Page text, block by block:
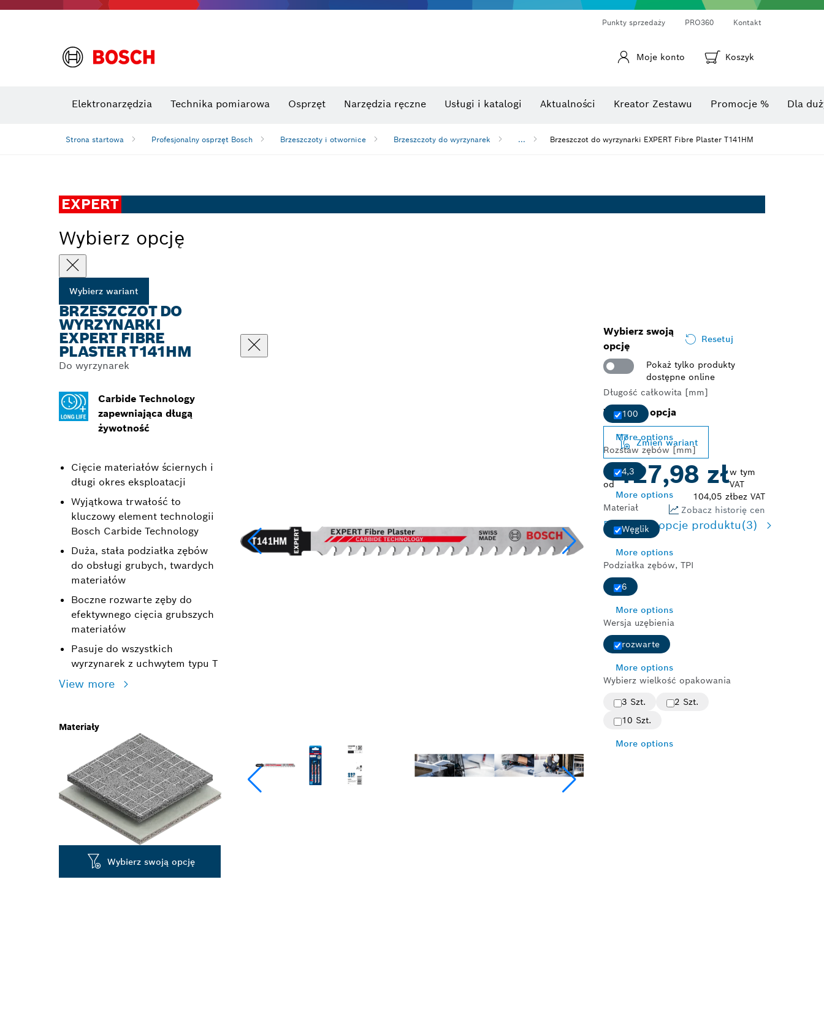
Punkty sprzedaży PRO360 Kontakt
Moje konto Koszyk
Elektronarzędzia Technika pomiarowa Osprzęt Narzędzia ręczne Usługi i katalogi Aktualności Kreator Zestawu Promocje % Dla
Strona startowa Profesjonalny osprzęt Bosch Brzeszczoty i otwornice Brzeszczoty do wyrzynarek ... Brzeszczot do wyrzynarki EXPERT Fibre Plaster T141HM
EXPERT
Wybierz opcję
Wybierz wariant
BRZESZCZOT DO
WYRZYNARKI
EXPERT FIBRE
PLASTER T141HM
Do wyrzynarek
Carbide Technology
zapewniająca długą
żywotność
Cięcie materiałów ściernych i
długi okres eksploatacji
Wyjątkowa trwałość to
kluczowy element technologii
Bosch Carbide Technology
Duża, stała podziałka zębów
do obsługi grubych, twardych
materiałów
Boczne rozwarte zęby do
efektywnego cięcia grubszych
materiałów
Pasuje do wszystkich
wyrzynarek z uchwytem typu T
View more
Materiały
Wybierz swoją opcję
Wybierz swoją
opcję
Resetuj
Pokaż tylko produkty
dostępne online
Długość całkowita [mm]
100
More options
Rozstaw zębów [mm]
4,3
More options
Materiał
Węglik
More options
Podziałka zębów, TPI
6
More options
Wersja uzębienia
rozwarte
More options
Wybierz wielkość opakowania
3 Szt.
2 Szt.
10 Szt.
More options
Wybrana opcja
Zmień wariant
od127,98 złw tym
VAT
104,05 złbez VAT
Zobacz historię cen
Dostępne opcje produktu(3)